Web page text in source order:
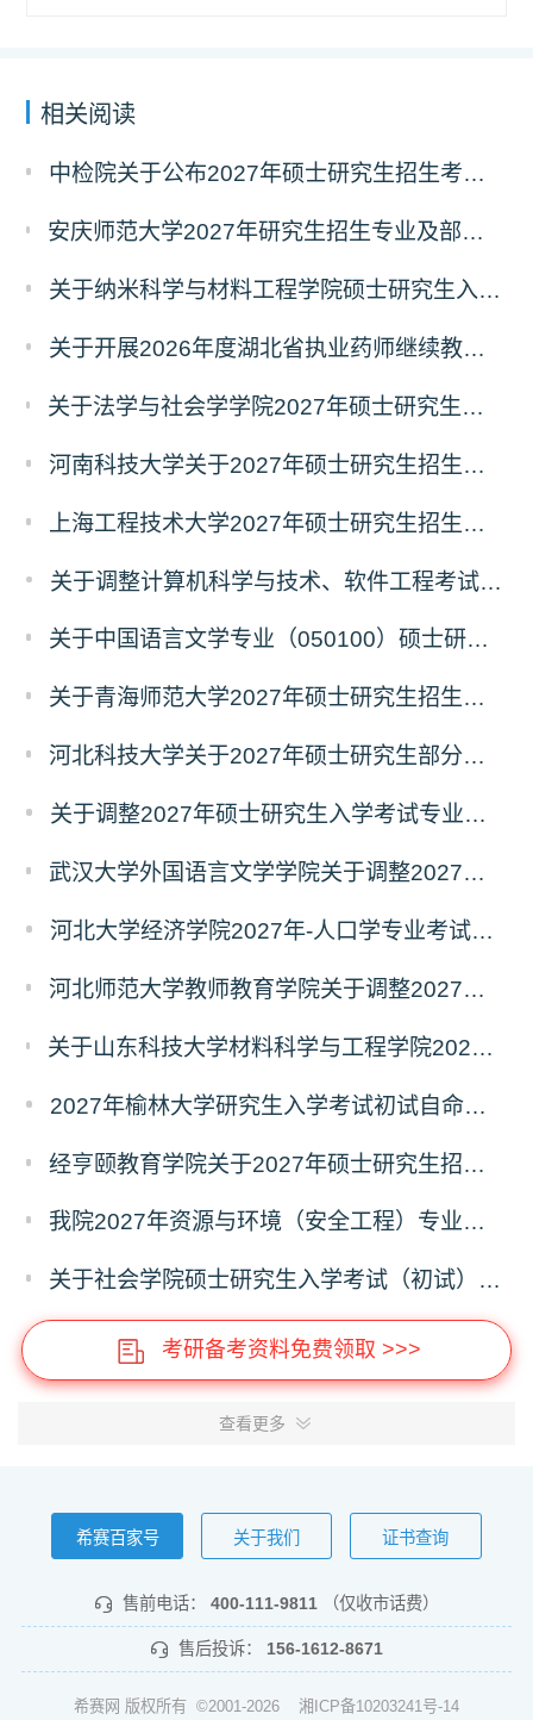
相关阅读
中检院关于公布2027年硕士研究生招生考试自命题科目考试大纲（初试）的通知
安庆师范大学2027年研究生招生专业及部分考试自命题科目调整温馨提示（7月23日更新）
关于纳米科学与材料工程学院硕士研究生入学考试（初试）考试科目变更的通知
关于开展2026年度湖北省执业药师继续教育 专业科目网络培训的通告
关于法学与社会学学院2027年硕士研究生招生考试（初试）考试科目及参考书目变更的通知
河南科技大学关于2027年硕士研究生招生考试部分专业初试科目调整的通知
上海工程技术大学2027年硕士研究生招生部分初试科目或参考书目更改清单
关于调整计算机科学与技术、软件工程考试科目的公告
关于中国语言文学专业（050100）硕士研究生招生考试（初试）自命题科目变更的通知
关于青海师范大学2027年硕士研究生招生生物学、生态学专业考试科目调整的通知
河北科技大学关于2027年硕士研究生部分招生专业及初试自命题科目调整的公告
关于调整2027年硕士研究生入学考试专业初试科目的通知
武汉大学外国语言文学学院关于调整2027年硕士研究生统考初试自命题科目的公告
河北大学经济学院2027年-人口学专业考试科目调整公告
河北师范大学教师教育学院关于调整2027年全国硕士研究生招生考试初试科目的公告
关于山东科技大学材料科学与工程学院2027年硕士研究生招生考试自命题科目参考书目与考试模块调整说明
2027年榆林大学研究生入学考试初试自命题考试科目及大纲
经亨颐教育学院关于2027年硕士研究生招生考试科目和学科变化的通知
我院2027年资源与环境（安全工程）专业硕士研究生招生考试初试自命题科目调整通知
关于社会学院硕士研究生入学考试（初试）考试科目及参考书目变更的通知
考研备考资料免费领取 >>>
查看更多
希赛百家号 关于我们 证书查询
售前电话： 400-111-9811 （仅收市话费）
售后投诉： 156-1612-8671
希赛网 版权所有 ©2001-2026 湘ICP备10203241号-14